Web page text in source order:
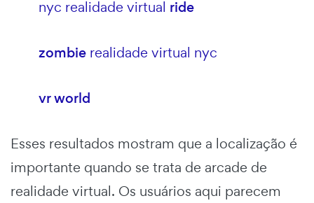
nyc realidade virtual ride
zombie realidade virtual nyc
vr world
Esses resultados mostram que a localização é
importante quando se trata de arcade de
realidade virtual. Os usuários aqui parecem